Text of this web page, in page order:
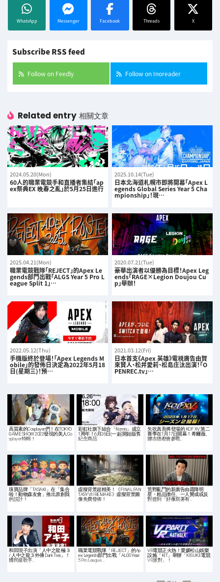
WhatsApp Messenger Facebook Threads X
Subscribe RSS feed
Follow on Feedly Follow on Inoreader
Related entry 相關文章
2024.05.20(Mon)
60人的職業電競手和直播者集結「ap
ex祭典EX 晩春之亂」於5月25日進行
2025.10.14(Tue)
日本北海道札幌市即將開幕「Apex L
egends Global Series Year 5 Cha
mpionship」！現…
2025.04.21(Mon)
職業電競戰隊「REJECT」的Apex Le
gends部門出戰「ALGS Year 5 Pro L
eague Split 1」…
2020.07.21(Tue)
豪華出演者以優勝為目標！Apex Leg
ends「RAGE×Legion Doujou Cu
p」舉辦！
2022.05.12(Thu)
手機版終於登場！「Apex Legends M
obile」的發佈日決定為2022年5月18
日(星期三)！預…
2021.03.12(Fri)
日本首支《Apex 英雄》電視廣告由賀
來賢人、松井愛莉、松島庄汰出演！「O
PENREC.tv」…
高質素的Cosplayer們！在TOKYO
GAME SHOW 2022發現的美人Co
splayer特輯！
彩虹社旗下組合「Nornis」成立
1周年！6月26日(一)起開始販售
紀念商品
矢吹真吾將登場的 KOF XV 第二
賽季在1月17日開幕！希爾薇、
娜吉德都會參戰…
珠寶品牌「TASAKI」在「集合
啦！動物森友會」推出原創我
的設計！
虛擬背景超精美！《FINAL FAN
TASY VII REMAKE》虛擬背景圖
像免費發佈！
荒野亂鬥的新廣告由霜降明
星・粗品擔任、一人贊成或反
對提到「好像寫著有…
和田現子出演「人中之龍 極３
/ 人中之龍３外傳 Dark Ties」！
國民級歌手…
職業電競戰隊「REJECT」的Ap
ex Legends部門出戰「ALGS Year
5 Pro League …
VR電競正火熱！愛媛松山娛樂
設施「KIT」舉辦「KISUKE電競
VR派對」！